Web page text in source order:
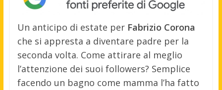
Un anticipo di estate per Fabrizio Corona
che si appresta a diventare padre per la
seconda volta. Come attirare al meglio
l’attenzione dei suoi followers? Semplice
facendo un bagno come mamma l’ha fatto